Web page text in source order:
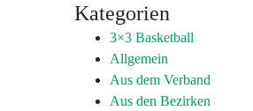
Kategorien
3×3 Basketball
Allgemein
Aus dem Verband
Aus den Bezirken